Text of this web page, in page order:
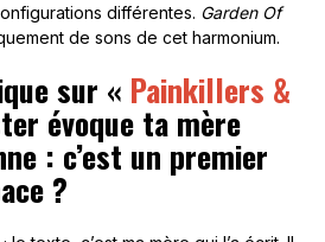
différentes. Garden Of
de sons de cet harmonium.
sur « Painkillers &
évoque ta mère
: c’est un premier
?